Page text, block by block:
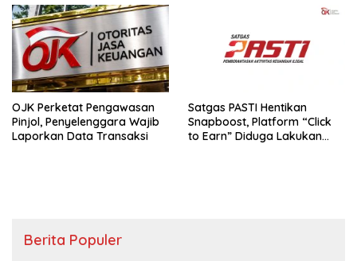
OJK Perketat Pengawasan
Pinjol, Penyelenggara Wajib
Laporkan Data Transaksi
Satgas PASTI Hentikan
Snapboost, Platform “Click
to Earn” Diduga Lakukan
Berita Populer